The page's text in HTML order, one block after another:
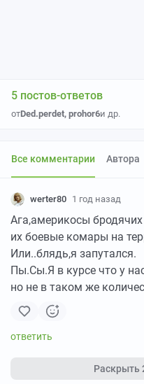
5 постов-ответов
отDed.perdet, prohor6и др.
Все комментарии Автора
werter80 1 год назад
Ага,америкосы
их боевые комары на
Или..блядь,я запутался.
Пы.Сы.Я в курсе что у
но не в таком же
Раскрыть